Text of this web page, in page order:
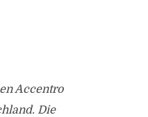
Accentro
Die